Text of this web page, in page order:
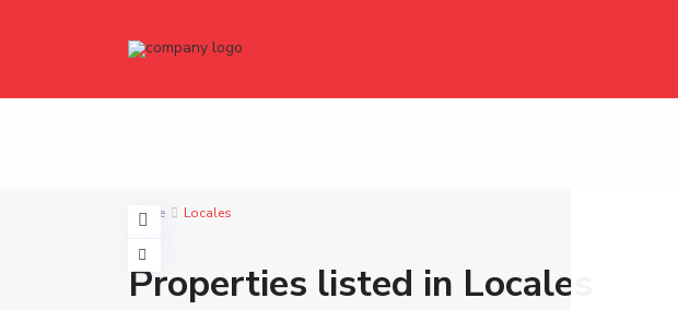
Home Locales
Properties listed in Locales
t
o
o
s
,
s